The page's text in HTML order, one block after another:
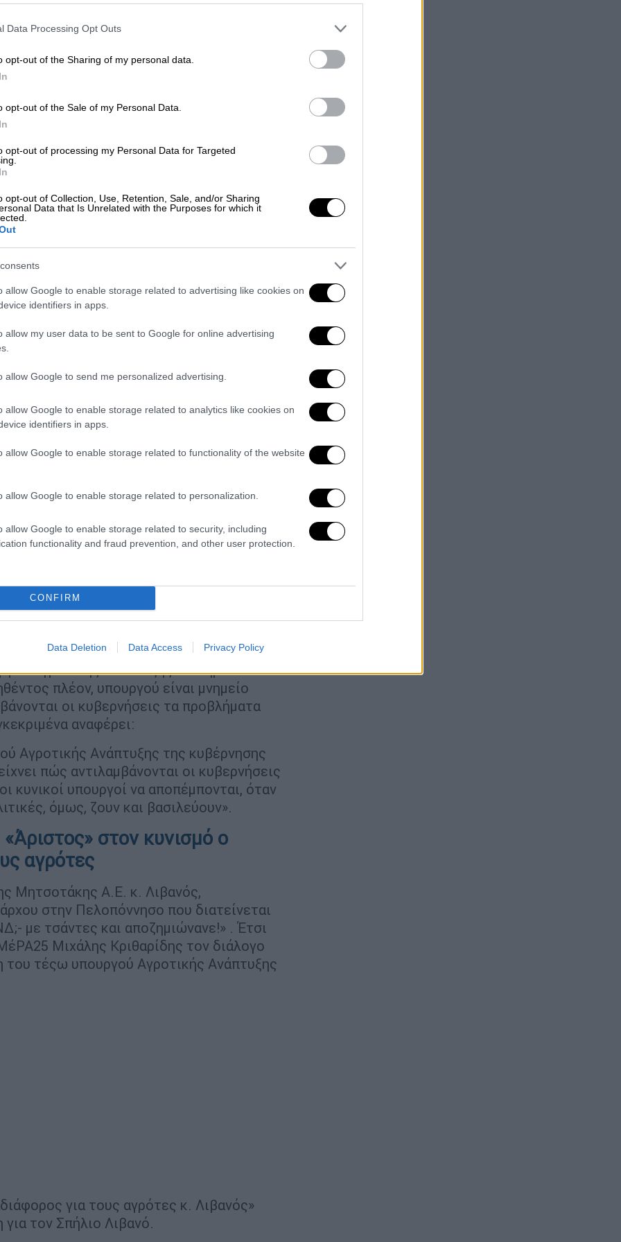
Data Processing Opt Outs
opt-out of the Sharing of my personal data.
opt-out of the Sale of my Personal Data.
opt-out of processing my Personal Data for Targeted
opt-out of Collection, Use, Retention, Sale, and/or Sharing
Data that Is Unrelated with the Purposes for which it
allow Google to enable storage related to advertising like cookies on
identifiers in apps.
allow my user data to be sent to Google for online advertising
allow Google to send me personalized advertising.
allow Google to enable storage related to analytics like cookies on
identifiers in apps.
allow Google to enable storage related to functionality of the website
allow Google to enable storage related to personalization.
allow Google to enable storage related to security, including
functionality and fraud prevention, and other user protection.
CONFIRM
Data Deletion Data Access Privacy Policy
που προσβάλλει τη μνήμη των θυμάτων
σχολιάζοντας την καρατόμηση
της αναφέρει χαρακτηριστικά:
την ''πολιτική εποποιία'' της
πυρκαγιές του 2007 στην Ηλεία,
τις πελατειακές
κόμμα της ΝΔ, μετατρέποντας ακόμη
εκμετάλλευσης
αλλά και στο χιόνι, ήταν και
νεοσυντηρητικής αντίληψης για την
την πρώτη ύλη για να αποφεύγουν
τις ευθύνες τους.
συνέβη και στις πυρκαγιές του
κακοκαιρία.
τον κ.Λιβανό από την κυβέρνηση
της κυβέρνησης Καραμανλή να
2007, μοιράζοντας τριχίλιαρα με κάθε
Οικονομικών της κυβέρνησης της
και αυτές οι πρακτικές δεν
κάποιοι που θεωρούν το κράτος
καταστροφών δεν αποδίδονται ευθύνες
στην αντιμετώπιση των συνεπειών
για να κλείνουν στόματα και να
«Έτσι αντιλαμβάνονται τα
Αγροτικής Ανάπτυξης επισημαίνει ότι
πλέον, υπουργού είναι μνημείο
οι κυβερνήσεις τα προβλήματα
αναφέρει:
Αγροτικής Ανάπτυξης της κυβέρνησης
πώς αντιλαμβάνονται οι κυβερνήσεις
κυνικοί υπουργοί να αποπέμπονται, όταν
όμως, ζουν και βασιλεύουν».
στον κυνισμό ο
αγρότες
Μητσοτάκης Α.Ε. κ. Λιβανός,
στην Πελοπόννησο που διατείνεται
με τσάντες και αποζημιώνανε!» . Έτσι
Μιχάλης Κριθαρίδης τον διάλογο
του τέςω υπουργού Αγροτικής Ανάπτυξης
για τους αγρότες κ. Λιβανός»
τον Σπήλιο Λιβανό.